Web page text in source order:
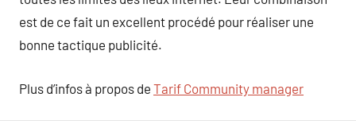
est de ce fait un excellent procédé pour réaliser une
bonne tactique publicité.
Plus d’infos à propos de Tarif Community manager